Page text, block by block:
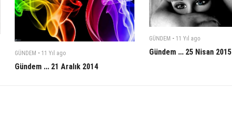
GÜNDEM - 11 Yıl ago
Gündem … 21 Aralık 2014
GÜNDEM - 11 Yıl ago
Gündem … 25 Nisan 2015